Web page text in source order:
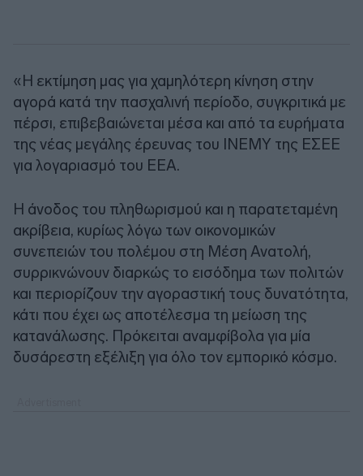
«Η εκτίμηση μας για χαμηλότερη κίνηση στην
αγορά κατά την πασχαλινή περίοδο, συγκριτικά με
πέρσι, επιβεβαιώνεται μέσα και από τα ευρήματα
της νέας μεγάλης έρευνας του ΙΝΕΜΥ της ΕΣΕΕ
για λογαριασμό του ΕΕΑ.
Η άνοδος του πληθωρισμού και η παρατεταμένη
ακρίβεια, κυρίως λόγω των οικονομικών
συνεπειών του πολέμου στη Μέση Ανατολή,
συρρικνώνουν διαρκώς το εισόδημα των πολιτών
και περιορίζουν την αγοραστική τους δυνατότητα,
κάτι που έχει ως αποτέλεσμα τη μείωση της
κατανάλωσης. Πρόκειται αναμφίβολα για μία
δυσάρεστη εξέλιξη για όλο τον εμπορικό κόσμο.